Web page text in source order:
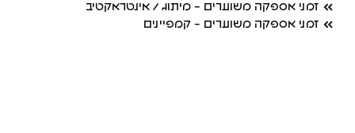
זמני אספקה משוערים - מיתוג / אינטראקטיב
זמני אספקה משוערים - קמפיינים